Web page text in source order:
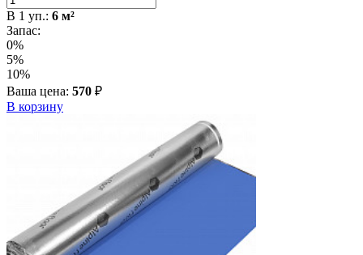
В 1 уп.: 6 м²
Запас:
0%
5%
10%
Ваша цена: 570 ₽
В корзину